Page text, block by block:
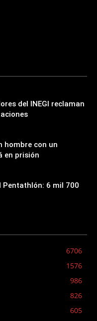
del INEGI reclaman
hombre con un
en prisión
Pentathlón: 6 mil 700
6706
1576
986
826
605